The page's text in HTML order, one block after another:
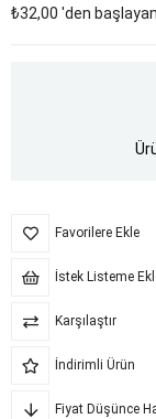
₺32,00 'den
Favorilere Ekle
İstek Listeme
Karşılaştır
İndirimli Ürün
Fiyat Düşünce